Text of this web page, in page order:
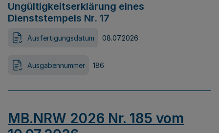
Ungültigkeitserklärung eines
Dienststempels Nr. 17
Ausfertigungsdatum 08.07.2026
Ausgabennummer 186
MB.NRW 2026 Nr. 185 vom